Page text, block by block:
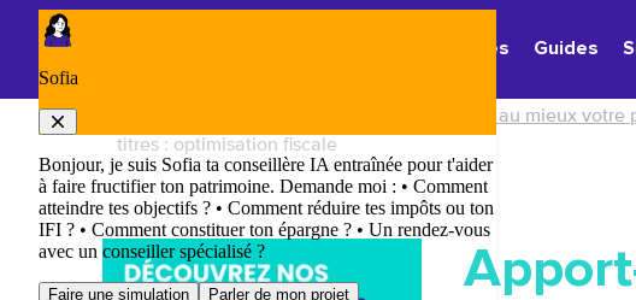
Panneau de gestion des cookies
Thématiques
Guides
Chefs d'entreprise : comment gérer au mieux votre
titres : optimisation fiscale